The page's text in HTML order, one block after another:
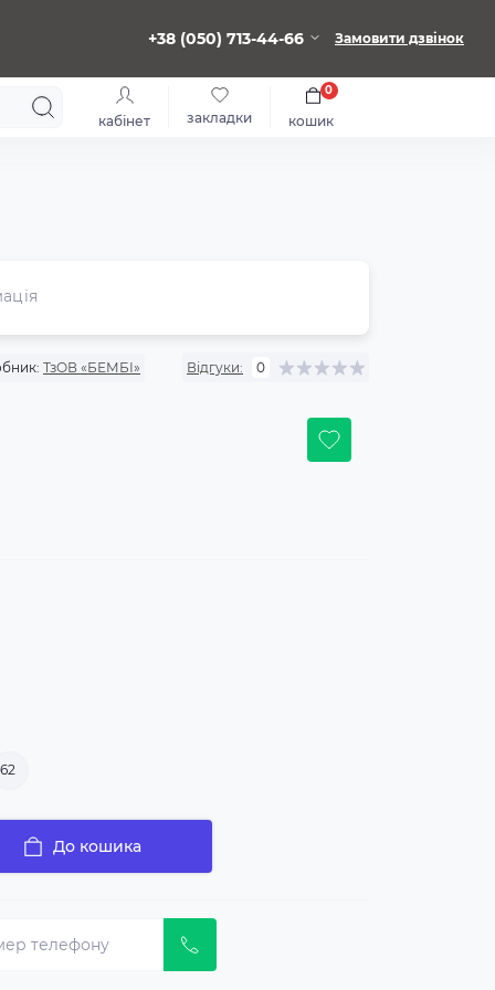
+38 (050) 713-44-66 Замовити дзвінок
кабінет закладки кошик
0
ТзОВ «БЕМБІ» Відгуки: 0
62
До кошика